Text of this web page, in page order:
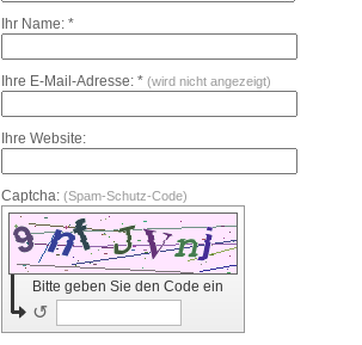
Ihr Name: *
Ihre E-Mail-Adresse: *(wird nicht angezeigt)
Ihre Website:
Captcha:(Spam-Schutz-Code)
Bitte geben Sie den Code ein
↺